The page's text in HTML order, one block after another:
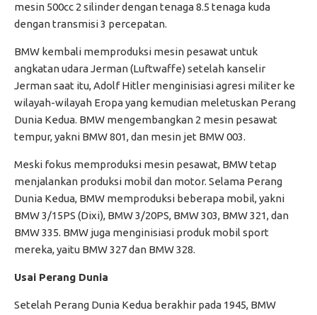
mesin 500cc 2 silinder dengan tenaga 8.5 tenaga kuda
dengan transmisi 3 percepatan.
BMW kembali memproduksi mesin pesawat untuk
angkatan udara Jerman (Luftwaffe) setelah kanselir
Jerman saat itu, Adolf Hitler menginisiasi agresi militer ke
wilayah-wilayah Eropa yang kemudian meletuskan Perang
Dunia Kedua. BMW mengembangkan 2 mesin pesawat
tempur, yakni BMW 801, dan mesin jet BMW 003.
Meski fokus memproduksi mesin pesawat, BMW tetap
menjalankan produksi mobil dan motor. Selama Perang
Dunia Kedua, BMW memproduksi beberapa mobil, yakni
BMW 3/15PS (Dixi), BMW 3/20PS, BMW 303, BMW 321, dan
BMW 335. BMW juga menginisiasi produk mobil sport
mereka, yaitu BMW 327 dan BMW 328.
Usai Perang Dunia
Setelah Perang Dunia Kedua berakhir pada 1945, BMW